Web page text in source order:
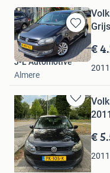
Bewaren
in
Mijn
Favorieten
Grijs
€
2011
J-L Automotive
Almere
Bewaren
in
Mijn
Favorieten
€
2011
simon
Almelo